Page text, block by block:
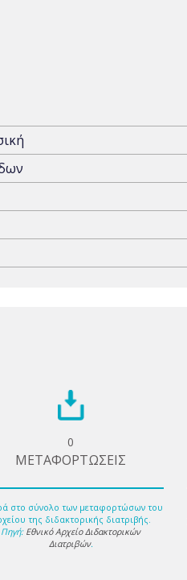
0
ΜΕΤΑΦΟΡΤΩΣΕΙΣ
στο σύνολο των μεταφορτώσων του
της διδακτορικής διατριβής.
Πηγή: Εθνικό Αρχείο Διδακτορικών
Διατριβών.